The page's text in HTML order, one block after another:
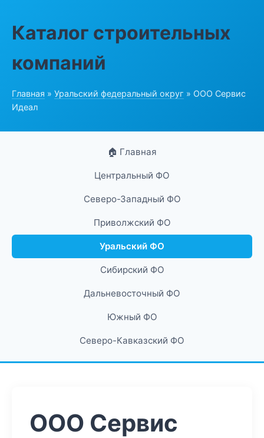
Каталог строительных
компаний
Главная » Уральский федеральный округ » ООО Сервис
Идеал
🏠 Главная
Центральный ФО
Северо-Западный ФО
Приволжский ФО
Уральский ФО
Сибирский ФО
Дальневосточный ФО
Южный ФО
Северо-Кавказский ФО
ООО Сервис